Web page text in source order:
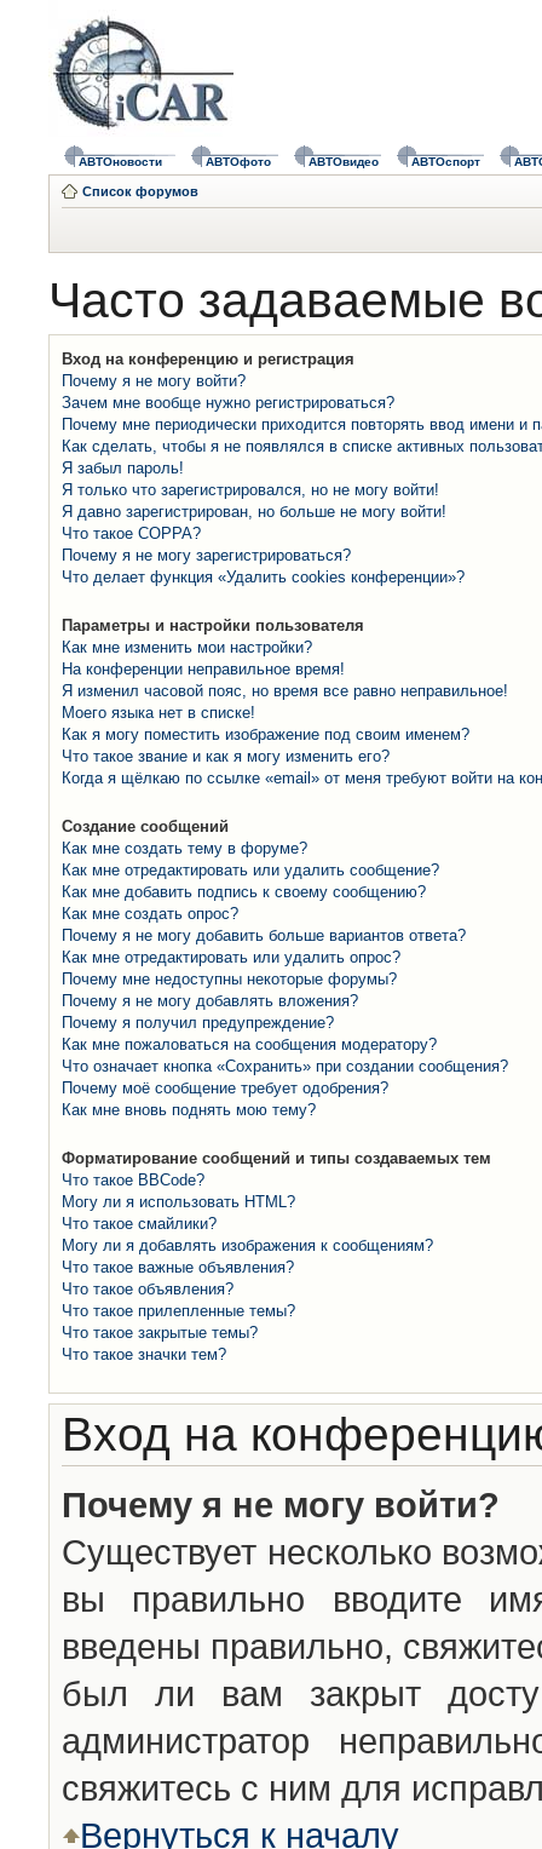
АВТОновости АВТОфото АВТОвидео АВТОспорт
Список форумов
Часто задаваемые
Вход на конференцию и регистрация
Почему я не могу войти?
Зачем мне вообще нужно регистрироваться?
Почему мне периодически приходится повторять ввод имени и
Как сделать, чтобы я не появлялся в списке активных
Я забыл пароль!
Я только что зарегистрировался, но не могу войти!
Я давно зарегистрирован, но больше не могу войти!
Что такое COPPA?
Почему я не могу зарегистрироваться?
Что делает функция «Удалить cookies конференции»?
Параметры и настройки пользователя
Как мне изменить мои настройки?
На конференции неправильное время!
Я изменил часовой пояс, но время все равно неправильное!
Моего языка нет в списке!
Как я могу поместить изображение под своим именем?
Что такое звание и как я могу изменить его?
Когда я щёлкаю по ссылке «email» от меня требуют войти на
Создание сообщений
Как мне создать тему в форуме?
Как мне отредактировать или удалить сообщение?
Как мне добавить подпись к своему сообщению?
Как мне создать опрос?
Почему я не могу добавить больше вариантов ответа?
Как мне отредактировать или удалить опрос?
Почему мне недоступны некоторые форумы?
Почему я не могу добавлять вложения?
Почему я получил предупреждение?
Как мне пожаловаться на сообщения модератору?
Что означает кнопка «Сохранить» при создании сообщения?
Почему моё сообщение требует одобрения?
Как мне вновь поднять мою тему?
Форматирование сообщений и типы создаваемых тем
Что такое BBCode?
Могу ли я использовать HTML?
Что такое смайлики?
Могу ли я добавлять изображения к сообщениям?
Что такое важные объявления?
Что такое объявления?
Что такое прилепленные темы?
Что такое закрытые темы?
Что такое значки тем?
Вход на
Почему я не могу войти?
Существует несколько
вы правильно вводите
введены правильно,
был ли вам закрыт
администратор
свяжитесь с ним для
Вернуться к началу